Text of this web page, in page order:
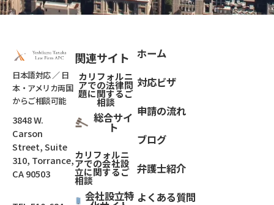
日本語対応 ／ 日
本・アメリカ両国
からご相談可能
3848 W.
Carson
Street, Suite
310, Torrance,
CA 90503
関連サイト
カリフォルニ
アでの法律問
題に関するご
相談
総合サイ
ト
カリフォルニ
アでの会社設
立に関するご
相談
会社設立特
ホーム
対応ビザ
申請の流れ
ブログ
弁護士紹介
よくある質問